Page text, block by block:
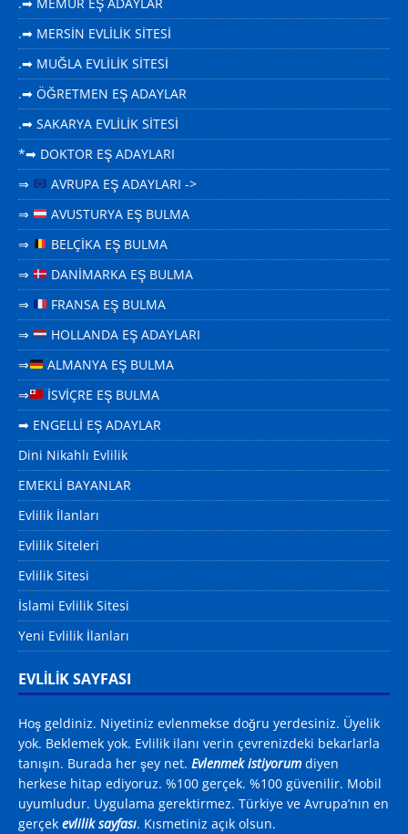
.➡ MERSİN EVLİLİK SİTESİ
.➡ MUĞLA EVLİLİK SİTESİ
.➡ ÖĞRETMEN EŞ ADAYLAR
.➡ SAKARYA EVLİLİK SİTESİ
*➡ DOKTOR EŞ ADAYLARI
⇒
AVRUPA EŞ ADAYLARI ->
⇒
AVUSTURYA EŞ BULMA
⇒
BELÇİKA EŞ BULMA
⇒
DANİMARKA EŞ BULMA
⇒
FRANSA EŞ BULMA
⇒
HOLLANDA EŞ ADAYLARI
⇒
ALMANYA EŞ BULMA
⇒
İSVİÇRE EŞ BULMA
➡ ENGELLİ EŞ ADAYLAR
Dini Nikahlı Evlilik
EMEKLİ BAYANLAR
Evlilik İlanları
Evlilik Siteleri
Evlilik Sitesi
İslami Evlilik Sitesi
Yeni Evlilik İlanları
EVLİLİK SAYFASI
Hoş geldiniz. Niyetiniz evlenmekse doğru yerdesiniz. Üyelik
yok. Beklemek yok. Evlilik ilanı verin çevrenizdeki bekarlarla
tanışın. Burada her şey net. Evlenmek istiyorum diyen
herkese hitap ediyoruz. %100 gerçek. %100 güvenilir. Mobil
uyumludur. Uygulama gerektirmez. Türkiye ve Avrupa’nın en
gerçek evlilik sayfası. Kısmetiniz açık olsun.